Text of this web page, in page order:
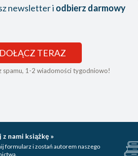
newsletter i odbierz darmowy
DOŁĄCZ TERAZ
spamu, 1-2 wiadomości tygodniowo!
z nami książkę »
formularz i zostań autorem naszego